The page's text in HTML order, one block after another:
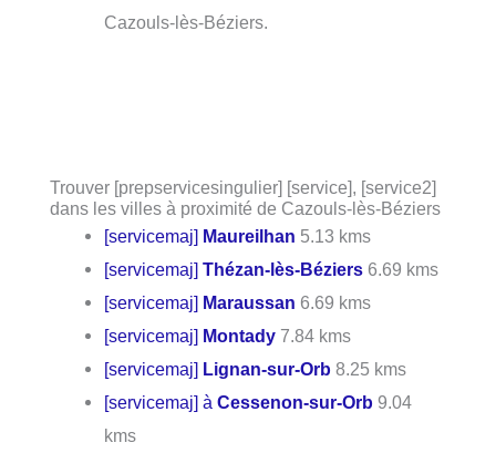
Cazouls-lès-Béziers.
Trouver [prepservicesingulier] [service], [service2]
dans les villes à proximité de Cazouls-lès-Béziers
[servicemaj] Maureilhan 5.13 kms
[servicemaj]Thézan-lès-Béziers 6.69 kms
[servicemaj] Maraussan 6.69 kms
[servicemaj] Montady 7.84 kms
[servicemaj] Lignan-sur-Orb 8.25 kms
[servicemaj] àCessenon-sur-Orb 9.04
kms